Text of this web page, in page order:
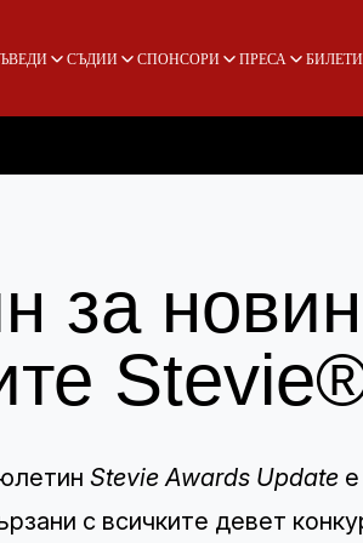
СЪДИИ СПОНСОРИ ПРЕСА БИЛЕТИ
за
Stevie Awards Update
с всичките девет